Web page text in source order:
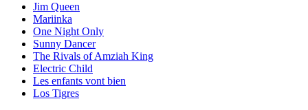
Jim Queen
Mariinka
One Night Only
Sunny Dancer
The Rivals of Amziah King
Electric Child
Les enfants vont bien
Los Tigres